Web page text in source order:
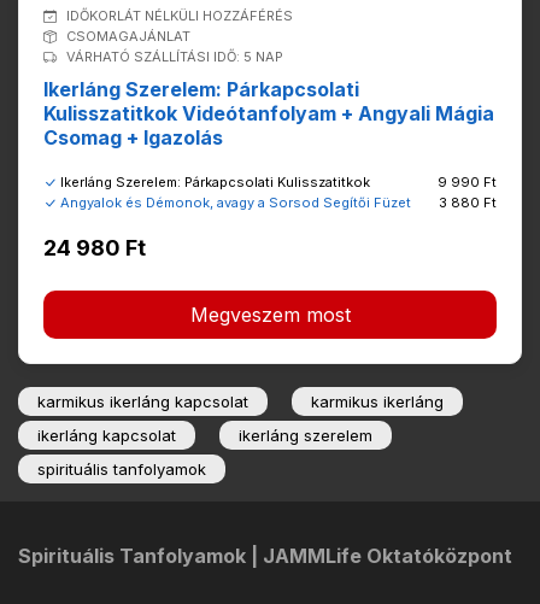
IDŐKORLÁT NÉLKÜLI HOZZÁFÉRÉS
CSOMAGAJÁNLAT
VÁRHATÓ SZÁLLÍTÁSI IDŐ: 5 NAP
Ikerláng Szerelem: Párkapcsolati
Kulisszatitkok Videótanfolyam + Angyali Mágia
Csomag + Igazolás
Ikerláng Szerelem: Párkapcsolati Kulisszatitkok
9 990 Ft
Angyalok és Démonok, avagy a Sorsod Segítői Füzet
3 880 Ft
24 980 Ft
Megveszem most
karmikus ikerláng kapcsolat
karmikus ikerláng
ikerláng kapcsolat
ikerláng szerelem
spirituális tanfolyamok
Spirituális Tanfolyamok | JAMMLife Oktatóközpont